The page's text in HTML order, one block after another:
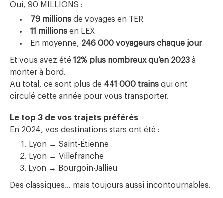
Oui, 90 MILLIONS :
79 millions de voyages en TER
11 millions en LEX
En moyenne, 246 000 voyageurs chaque jour
Et vous avez été 12% plus nombreux qu’en 2023 à
monter à bord.
Au total, ce sont plus de 441 000 trains qui ont
circulé cette année pour vous transporter.
Le top 3 de vos trajets préférés
En 2024, vos destinations stars ont été :
Lyon → Saint-Étienne
Lyon → Villefranche
Lyon → Bourgoin-Jallieu
Des classiques… mais toujours aussi incontournables.